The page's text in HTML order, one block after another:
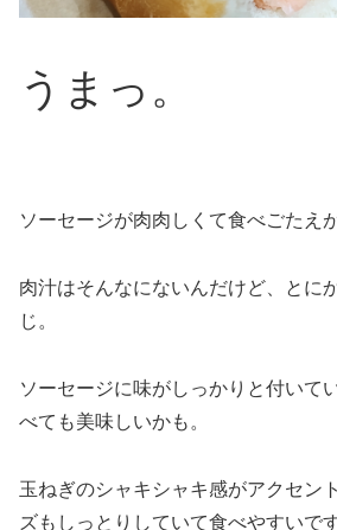
うまっ。
ソーセージが肉肉しくて食べごたえ
肉汁はそんなにないんだけど、とに
じ。
ソーセージに味がしっかりと付いて
べても美味しいかも。
玉ねぎのシャキシャキ感がアクセン
ズもしっとりしていて食べやすいです